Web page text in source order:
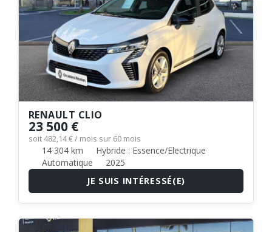
RENAULT CLIO
23 500 €
soit 482,14 € / mois sur 60 mois
14 304 km
Hybride : Essence/Electrique
Automatique
2025
JE SUIS INTÉRESSÉ(E)